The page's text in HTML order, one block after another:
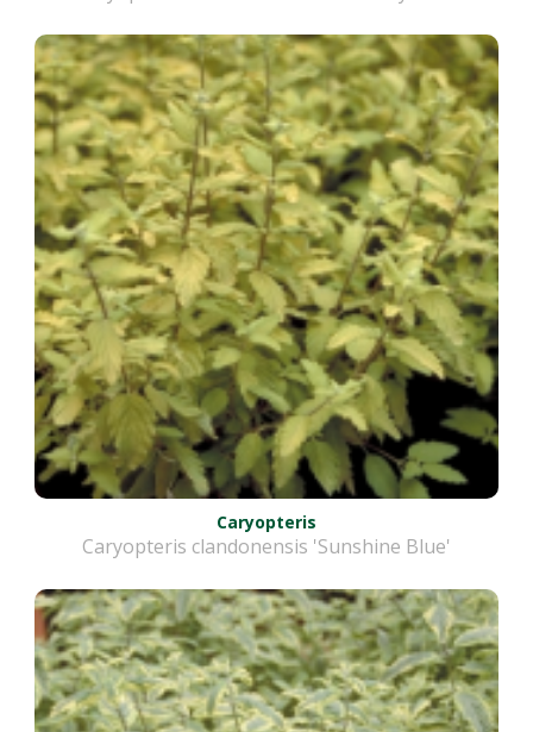
Caryopteris
Caryopteris clandonensis 'Sunshine Blue'